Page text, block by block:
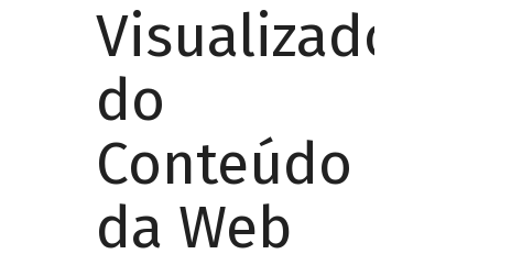
Visualizador
do
Conteúdo
da Web